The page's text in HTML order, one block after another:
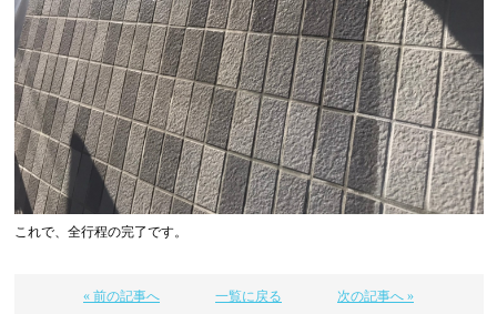
これで、全行程の完了です。
« 前の記事へ 一覧に戻る 次の記事へ »